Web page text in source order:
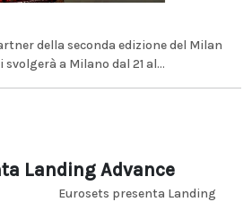
della seconda edizione del Milan
a Milano dal 21 al...
Landing Advance
Eurosets presenta Landing